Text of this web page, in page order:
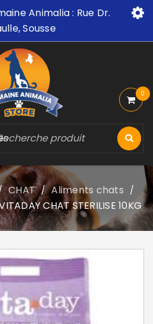
Animalia : Rue Dr.
Sousse
0
CHAT / Aliments chats /
CHAT STERILISE 10KG